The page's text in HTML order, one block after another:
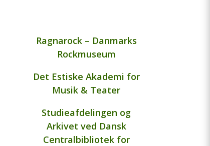
Ragnarock – Danmarks
Rockmuseum
Det Estiske Akademi for
Musik & Teater
Studieafdelingen og
Arkivet ved Dansk
Centralbibliotek for